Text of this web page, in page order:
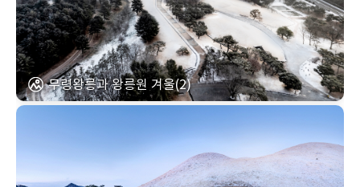
무령왕릉과 왕릉원 겨울(2)